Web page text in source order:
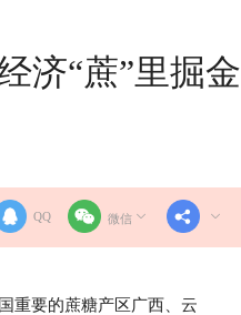
济“蔗”里掘金
QQ 微信
重要的蔗糖产区广西、云